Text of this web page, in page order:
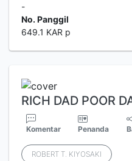
-
No. Panggil
649.1 KAR p
RICH DAD POOR
Komentar Penanda
ROBERT T. KIYOSAKI